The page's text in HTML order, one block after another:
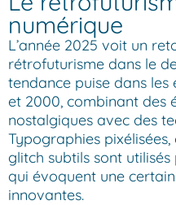
numérique
L’année 2025 voit un
rétrofuturisme dans le
tendance puise dans les
et 2000, combinant des
nostalgiques avec des
Typographies
glitch subtils sont
qui évoquent une
innovantes.